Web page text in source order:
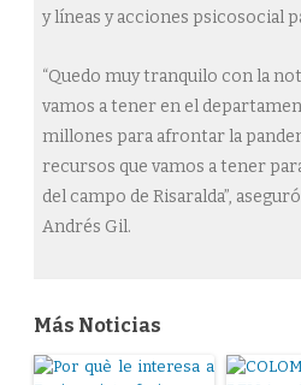
y líneas y acciones psicosocial
“Quedo muy tranquilo con la
vamos a tener en el
millones para afrontar la
recursos que vamos a tener
del campo de Risaralda”,
Andrés Gil.
Más Noticias